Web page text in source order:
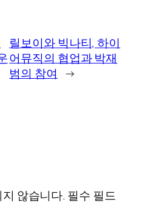
릴보이와 빅나티, 하이
어뮤직의 협업과 박재
범의 참여
→
않습니다. 필수 필드